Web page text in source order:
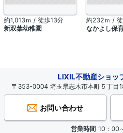
約1,013ｍ / 徒歩13分
新双葉幼稚園
約232ｍ /
なかよし保
LIXIL不動産ショッ
〒353-0004 埼玉県志木市本町５丁目
お問い合わせ
営業時間 10：00